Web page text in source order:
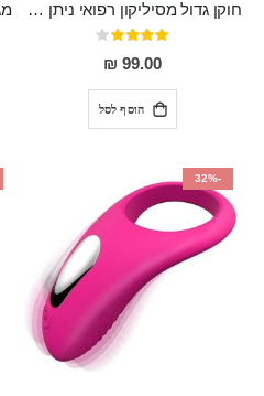
חוקן גדול מסיליקון רפואי ניתן לשימוש גם כפלאג וגם כחרוזים אנאלים
דירוג:
80%
99.00 ₪
הוסף לסל
-32%